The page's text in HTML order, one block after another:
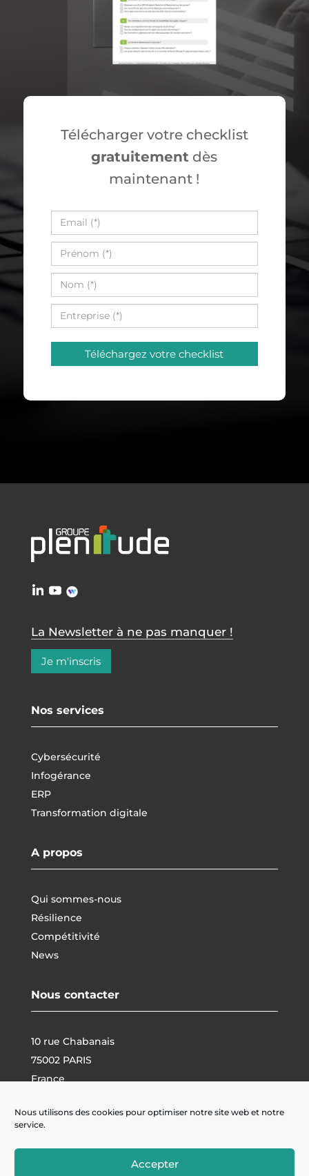
Nous utilisons des cookies pour optimiser notre site web et notre
service.
Accepter
Télécharger votre checklist
gratuitement dès
maintenant !
La Newsletter à ne pas manquer !
Je m'inscris
Nos services
Cybersécurité
Infogérance
ERP
Transformation digitale
A propos
Qui sommes-nous
Résilience
Compétitivité
News
Nous contacter
10 rue Chabanais
75002 PARIS
France
contact@plenitude-group.com